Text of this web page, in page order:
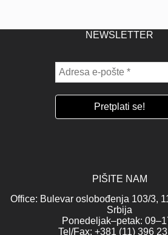
NEWSLETTER
PIŠITE NAM
Office: Bulevar oslobođenja 103/3,
Srbija
Ponedeljak–petak:
Tel/Fax: +381 (11) 396